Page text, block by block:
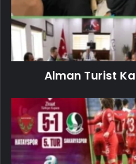
Alman Turist